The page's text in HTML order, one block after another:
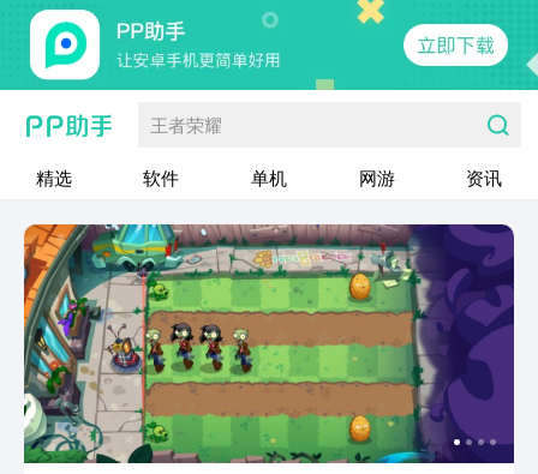
王者荣耀
精选 软件 单机 网游 资讯